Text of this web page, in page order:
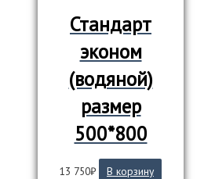
Стандарт
эконом
(водяной)
размер
500*800
13 750₽ В корзину